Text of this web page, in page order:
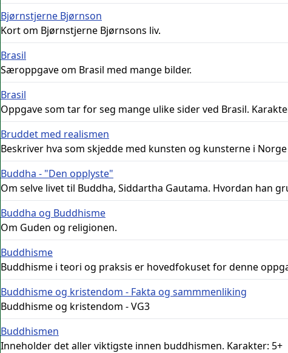
Bjørnstjerne Bjørnson
Kort om Bjørnstjerne Bjørnsons liv.
Brasil
Særoppgave om Brasil med mange bilder.
Brasil
Oppgave som tar for seg mange ulike sider ved Brasil.
Bruddet med realismen
Beskriver hva som skjedde med kunsten og kunsterne i
Buddha - "Den opplyste"
Om selve livet til Buddha, Siddartha Gautama. Hvordan han
Buddha og Buddhisme
Om Guden og religionen.
Buddhisme
Buddhisme i teori og praksis er hovedfokuset for denne
Buddhisme og kristendom - Fakta og sammmenliking
Buddhisme og kristendom - VG3
Buddhismen
Inneholder det aller viktigste innen buddhismen. Karakter: 5+